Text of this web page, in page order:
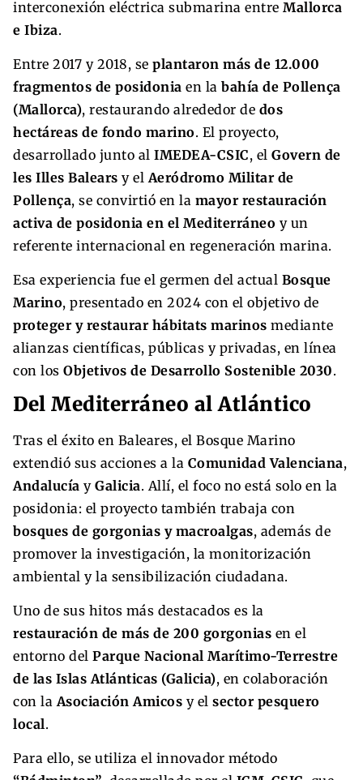
interconexión eléctrica submarina entre Mallorca
e Ibiza.
Entre 2017 y 2018, se plantaron más de 12.000
fragmentos de posidonia en la bahía de Pollença
(Mallorca), restaurando alrededor de dos
hectáreas de fondo marino. El proyecto,
desarrollado junto al IMEDEA-CSIC, el Govern de
les Illes Balears y el Aeródromo Militar de
Pollença, se convirtió en la mayor restauración
activa de posidonia en el Mediterráneo y un
referente internacional en regeneración marina.
Esa experiencia fue el germen del actual Bosque
Marino, presentado en 2024 con el objetivo de
proteger y restaurar hábitats marinos mediante
alianzas científicas, públicas y privadas, en línea
con los Objetivos de Desarrollo Sostenible 2030.
Del Mediterráneo al Atlántico
Tras el éxito en Baleares, el Bosque Marino
extendió sus acciones a la Comunidad Valenciana,
Andalucía y Galicia. Allí, el foco no está solo en la
posidonia: el proyecto también trabaja con
bosques de gorgonias y macroalgas, además de
promover la investigación, la monitorización
ambiental y la sensibilización ciudadana.
Uno de sus hitos más destacados es la
restauración de más de 200 gorgonias en el
entorno del Parque Nacional Marítimo-Terrestre
de las Islas Atlánticas (Galicia), en colaboración
con la Asociación Amicos y el sector pesquero
local.
Para ello, se utiliza el innovador método